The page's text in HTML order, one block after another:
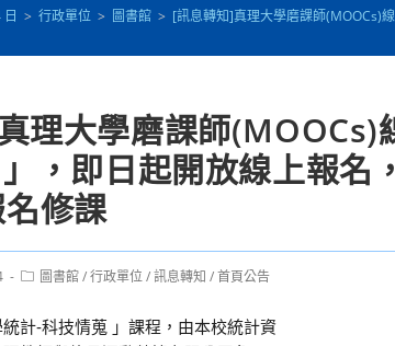
日 > 行政單位 > 圖書館 > [訊息轉知]真理大學磨課師(MOOCs)
理大學磨課師
，即日起開放線上報
修課
Post圖書館/行政單位/訊息轉知 /首頁公告
計‐科技情蒐 」課程，由本校統計資